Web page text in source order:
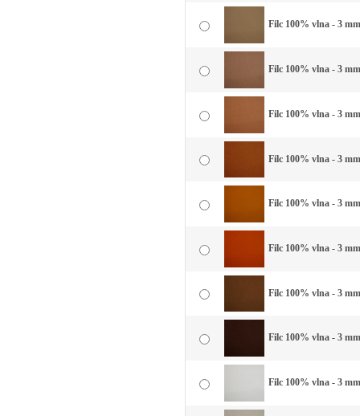
Filc 100% vlna - 3
Filc 100% vlna - 3
Filc 100% vlna - 3
Filc 100% vlna - 3
Filc 100% vlna - 3
Filc 100% vlna - 3
Filc 100% vlna - 3
Filc 100% vlna - 3
Filc 100% vlna - 3